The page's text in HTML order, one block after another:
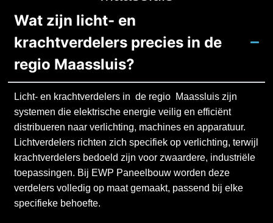
Wat zijn licht- en
krachtverdelers precies in de
regio Maassluis?
Licht- en krachtverdelers in de regio Maassluis zijn
systemen die elektrische energie veilig en efficiënt
distribueren naar verlichting, machines en apparatuur.
Lichtverdelers richten zich specifiek op verlichting, terwijl
krachtverdelers bedoeld zijn voor zwaardere, industriële
toepassingen. Bij EWP Paneelbouw worden deze
verdelers volledig op maat gemaakt, passend bij elke
specifieke behoefte.